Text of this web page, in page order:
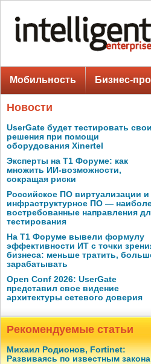
Мобильность Бизнес-
Новости
UserGate будет тестировать свои
решения при помощи
оборудования Xinertel
Эксперты на Т1 Форуме: как
множить ИИ-возможности,
сокращая риски
Российское ПО виртуализации и
инфраструктурное ПО —
востребованные направления
тестирования
На Т1 Форуме вывели формулу
эффективности ИТ с точки
бизнеса: меньше тратить,
зарабатывать
Open Conf 2026: UserGate
представил свое видение
архитектуры сетевого доверия
Рекомендуемые статьи
Михаил Родионов, Fortinet:
Развиваясь по известным